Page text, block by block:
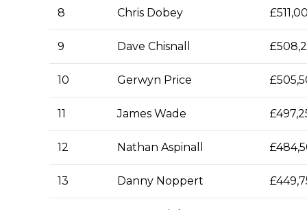
8 Chris Dobey
9 Dave Chisnall
10 Gerwyn Price
11 James Wade
12 Nathan Aspinall
13 Danny Noppert